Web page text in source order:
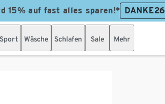
15% auf fast alles sparen!* DANKE26
Sport Wäsche Schlafen Sale Mehr